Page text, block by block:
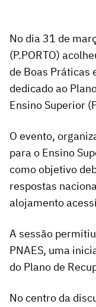
No dia 31 de
(P.PORTO)
de Boas Práticas
dedicado ao
Ensino Superior
O evento,
para o Ensino
como objetivo
respostas
alojamento
A sessão
PNAES, uma
do Plano de
No centro da